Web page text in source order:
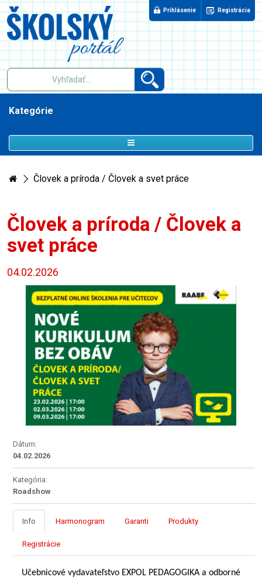
Prihlásenie Registrácia
Kategórie
Človek a príroda / Človek a svet práce
Človek a príroda / Človek a
svet práce
04.02.2026
Dátum:
04.02.2026
Kategória:
Roadshow
Info Harmonogram Garanti Produkty
Registrácie
Učebnicové vydavateľstvo EXPOL PEDAGOGIKA a odborné